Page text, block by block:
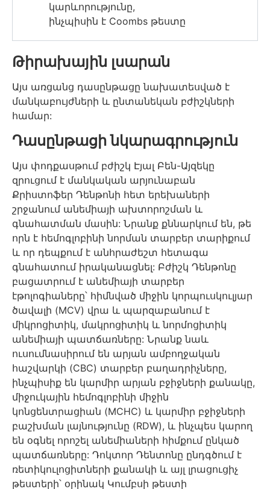
կարևորությունը,
ինչպիսին է Coombs թեստը
Թիրախային լսարան
Այս առցանց դասընթացը նախատեսված է
մանկաբույժների և ընտանեկան բժիշկների
համար:
Դասընթացի նկարագրություն
Այս փոդքասթում բժիշկ Էյալ Բեն-Այզեկը
զրուցում է մանկական արյունաբան
Քրիստոֆեր Դենթոնի հետ երեխաների
շրջանում անեմիայի ախտորոշման և
գնահատման մասին: Նրանք քննարկում են, թե
որն է հեմոգլոբինի նորման տարբեր տարիքում
և որ դեպքում է անհրաժեշտ հետագա
գնահատում իրականացնել: Բժիշկ Դենթոնը
բացատրում է անեմիայի տարբեր
էթոլոգիաները՝ հիմնված միջին կորպուսկուլյար
ծավալի (MCV) վրա և պարզաբանում է
միկրոցիտիկ, մակրոցիտիկ և նորմոցիտիկ
անեմիայի պատճառները: Նրանք նաև
ուսումնասիրում են արյան ամբողջական
հաշվարկի (CBC) տարբեր բաղադրիչները,
ինչպիսիք են կարմիր արյան բջիջների քանակը,
միջուկային հեմոգլոբինի միջին
կոնցենտրացիան (MCHC) և կարմիր բջիջների
բաշխման լայնությունը (RDW), և ինչպես կարող
են օգնել որոշել անեմիաների հիմքում ընկած
պատճառները: Դոկտոր Դենտոնը ընդգծում է
ռետիկուլոցիտների քանակի և այլ լրացուցիչ
թեստերի՝ օրինակ Կումբսի թեստի